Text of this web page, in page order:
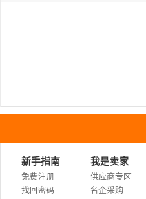
新手指南
免费注册
找回密码
我是卖家
供应商专区
名企采购